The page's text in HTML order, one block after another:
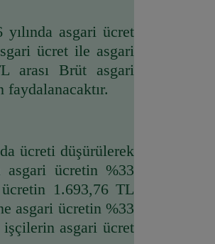
yılında asgari ücret
ücret ile asgari
arası Brüt asgari
faydalanacaktır.
ücreti düşürülerek
asgari ücretin %33
1.693,76 TL
asgari ücretin %33
işçilerin asgari ücret